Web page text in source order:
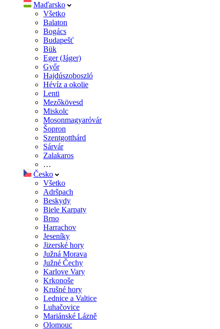
Maďarsko
Všetko
Balaton
Bogács
Budapešť
Bük
Eger (Jáger)
Győr
Hajdúszoboszló
Hévíz a okolie
Lenti
Mezőkövesd
Miskolc
Mosonmagyaróvár
Šopron
Szentgotthárd
Sárvár
Zalakaros
…
Česko
Všetko
Adršpach
Beskydy
Biele Karpaty
Brno
Harrachov
Jeseníky
Jizerské hory
Južná Morava
Južné Čechy
Karlove Vary
Krkonoše
Krušné hory
Lednice a Valtice
Luhačovice
Mariánské Lázně
Olomouc